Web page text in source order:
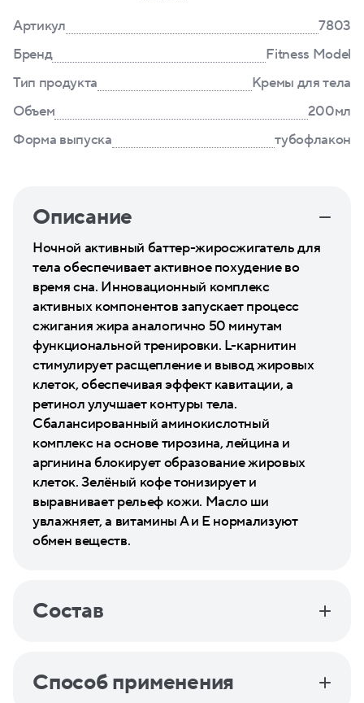
Артикул
7803
Бренд
Fitness Model
Тип продукта
Кремы для тела
Объем
200мл
Форма выпуска
тубофлакон
Описание
Ночной активный баттер-жиросжигатель для
тела обеспечивает активное похудение во
время сна. Инновационный комплекс
активных компонентов запускает процесс
сжигания жира аналогично 50 минутам
функциональной тренировки. L-карнитин
стимулирует расщепление и вывод жировых
клеток, обеспечивая эффект кавитации, а
ретинол улучшает контуры тела.
Сбалансированный аминокислотный
комплекс на основе тирозина, лейцина и
аргинина блокирует образование жировых
клеток. Зелёный кофе тонизирует и
выравнивает рельеф кожи. Масло ши
увлажняет, а витамины А и Е нормализуют
обмен веществ.
Состав
Способ применения